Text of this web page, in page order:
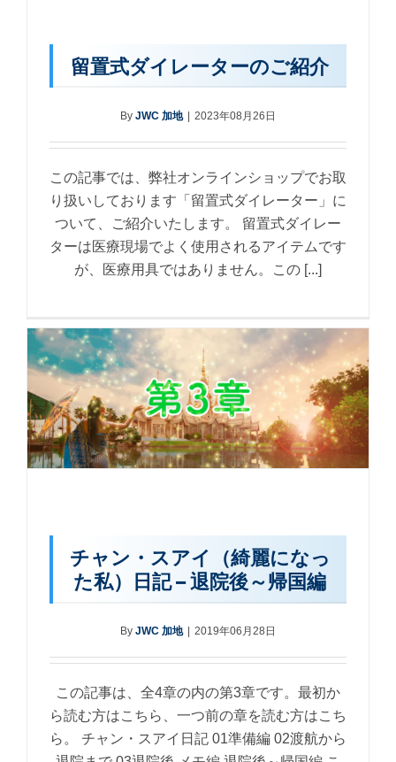
留置式ダイレーターのご紹介
By JWC 加地 | 2023年08月26日
この記事では、弊社オンラインショップでお取
り扱いしております「留置式ダイレーター」に
ついて、ご紹介いたします。 留置式ダイレー
ターは医療現場でよく使用されるアイテムです
が、医療用具ではありません。この [...]
チャン・スアイ（綺麗になっ
た私）日記 – 退院後～帰国編
By JWC 加地 2019年06月28日
この記事は、全4章の内の第3章です。最初か
ら読む方はこちら、一つ前の章を読む方はこち
ら。 チャン・スアイ日記 01準備編 02渡航から